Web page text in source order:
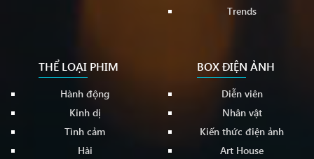
Trends
THỂ LOẠI PHIM
Hành động
Kinh dị
Tình cảm
Hài
BOX ĐIỆN ẢNH
Diễn viên
Nhân vật
Kiến thức điện ảnh
Art House